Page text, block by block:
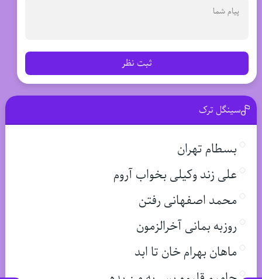
ثبت نظر
سینگل ترک
بسطام تهران
علی زند وکیلی بخواب آروم
محمد اصفهانی رفتن
روزبه بمانی آخرالزمون
ماهان بهرام خان تا ابد